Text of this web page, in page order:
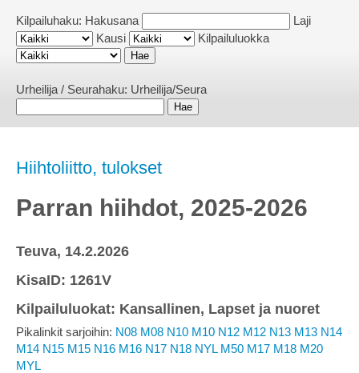
Kilpailuhaku: Hakusana
Laji
Kausi
Kilpailuluokka
Urheilija / Seurahaku: Urheilija/Seura
Hiihtoliitto, tulokset
Parran hiihdot, 2025-2026
Teuva, 14.2.2026
KisaID: 1261V
Kilpailuluokat: Kansallinen, Lapset ja nuoret
Pikalinkit sarjoihin: N08 M08 N10 M10 N12 M12 N13 M13 N14
M14 N15 M15 N16 M16 N17 N18 NYL M50 M17 M18 M20
MYL